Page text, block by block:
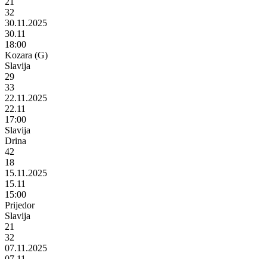
32
30.11.2025
30.11
18:00
Kozara (G)
Slavija
29
33
22.11.2025
22.11
17:00
Slavija
Drina
42
18
15.11.2025
15.11
15:00
Prijedor
Slavija
21
32
07.11.2025